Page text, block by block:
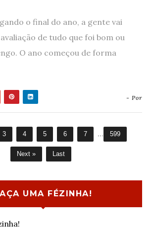
o final do ano, a gente vai
de tudo que foi bom ou
O ano começou de forma
- Por
3 4 5 6 7 ... 599
Next » Last
UMA FÉZINHA!